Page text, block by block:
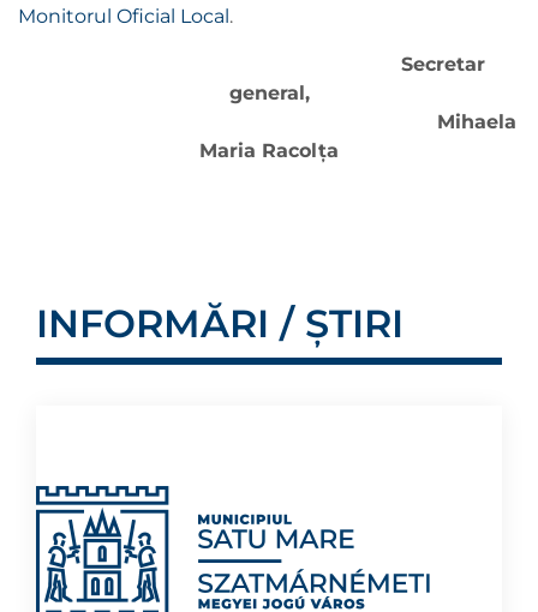
Monitorul Oficial Local.
Secretar
general,
Mihaela
Maria Racolţa
INFORMĂRI / ȘTIRI